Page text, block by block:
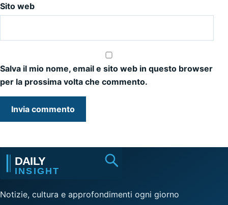
Sito web
Salva il mio nome, email e sito web in questo browser
per la prossima volta che commento.
Notizie, cultura e approfondimenti ogni giorno